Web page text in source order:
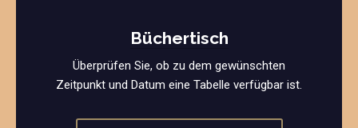
Büchertisch
Überprüfen Sie, ob zu dem gewünschten
Zeitpunkt und Datum eine Tabelle verfügbar ist.